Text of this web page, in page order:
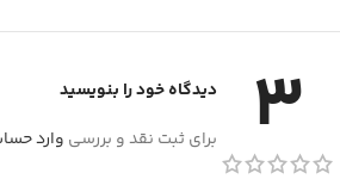
3
دیدگاه خود را بنویسید
برای ثبت نقد و بررسی وارد